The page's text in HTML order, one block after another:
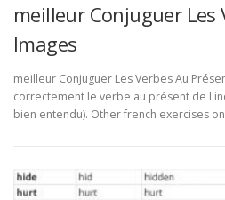
meilleur Conjuguer Les
Images
meilleur Conjuguer Les Verbes Au
correctement le verbe au présent de
bien entendu). Other french exercises